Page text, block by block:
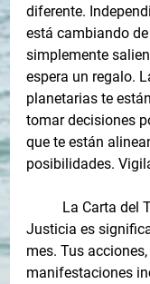
diferente.
está cambiando
simplemente
espera un regalo.
planetarias te
tomar decisiones
que te están
posibilidades.
La Carta del
Justicia es
mes. Tus
manifestaciones